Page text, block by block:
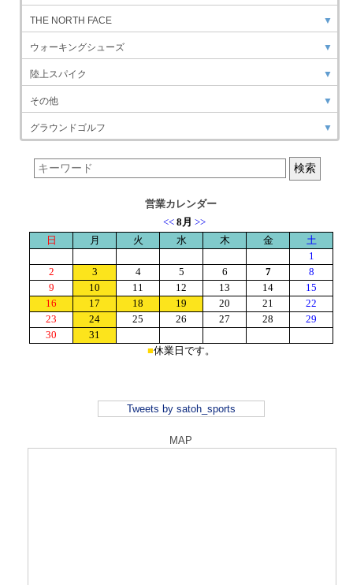
THE NORTH FACE ▼
ウォーキングシューズ ▼
陸上スパイク ▼
その他 ▼
グラウンドゴルフ ▼
営業カレンダー
Tweets by satoh_sports
MAP